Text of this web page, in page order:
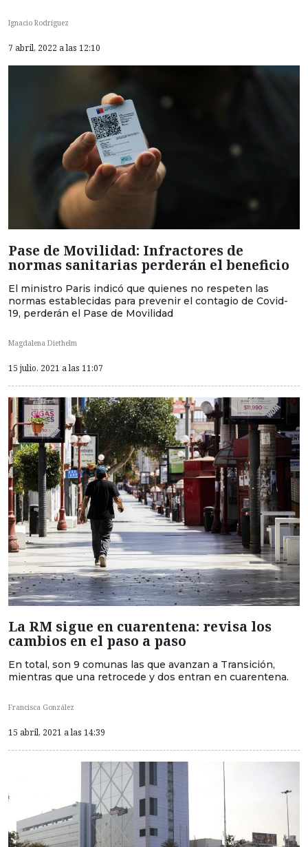
Ignacio Rodríguez
7 abril, 2022 a las 12:10
Pase de Movilidad: Infractores de
normas sanitarias perderán el beneficio
El ministro Paris indicó que quienes no respeten las
normas establecidas para prevenir el contagio de Covid-
19, perderán el Pase de Movilidad
Magdalena Diethelm
15 julio, 2021 a las 11:07
La RM sigue en cuarentena: revisa los
cambios en el paso a paso
En total, son 9 comunas las que avanzan a Transición,
mientras que una retrocede y dos entran en cuarentena.
Francisca González
15 abril, 2021 a las 14:39